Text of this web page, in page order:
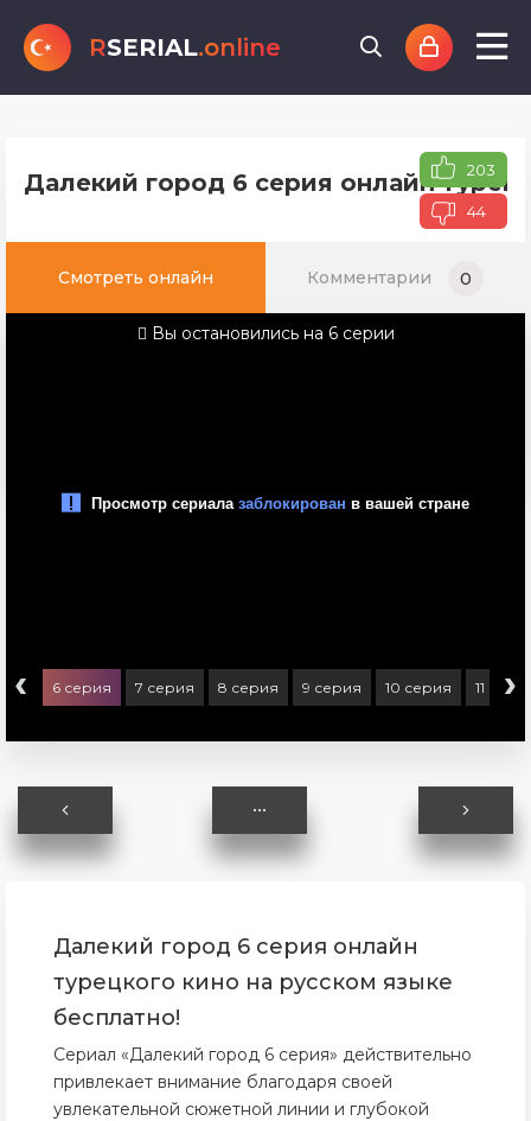
RSERIAL.online
Далекий город 6 серия онлайн 203
44
Смотреть онлайн Комментарии 0
Вы остановились на 6 серии
‹ 6 серия 7 серия 8 серия 9 серия 10 серия 11 ›
Далекий город 6 серия онлайн
турецкого кино на русском языке
бесплатно!
Сериал «Далекий город 6 серия» действительно
привлекает внимание благодаря своей
увлекательной сюжетной линии и глубокой